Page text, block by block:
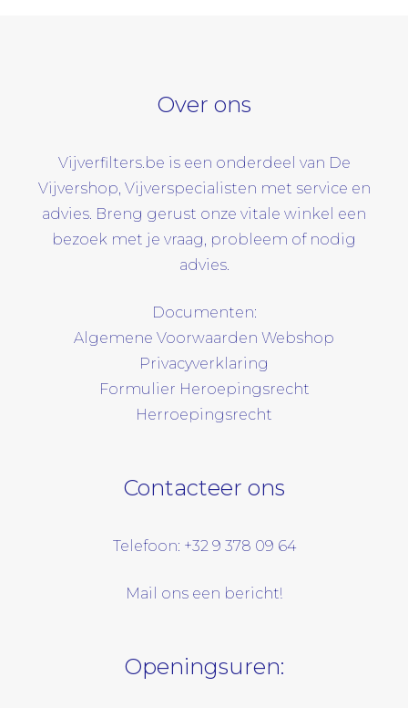
Over ons
Vijverfilters.be is een onderdeel van De
Vijvershop, Vijverspecialisten met service en
advies. Breng gerust onze vitale winkel een
bezoek met je vraag, probleem of nodig
advies.
Documenten:
Algemene Voorwaarden Webshop
Privacyverklaring
Formulier Heroepingsrecht
Herroepingsrecht
Contacteer ons
Telefoon: +32 9 378 09 64
Mail ons een bericht!
Openingsuren: